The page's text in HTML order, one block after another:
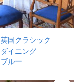
英国クラシック
ダイニング
ブルー